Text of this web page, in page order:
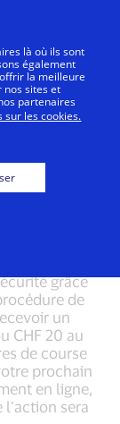
sur
grâce
de
un
CHF 20 au
de course
prochain
en ligne,
sera
là où ils sont
également
la meilleure
nos sites et
partenaires
sur les cookies.